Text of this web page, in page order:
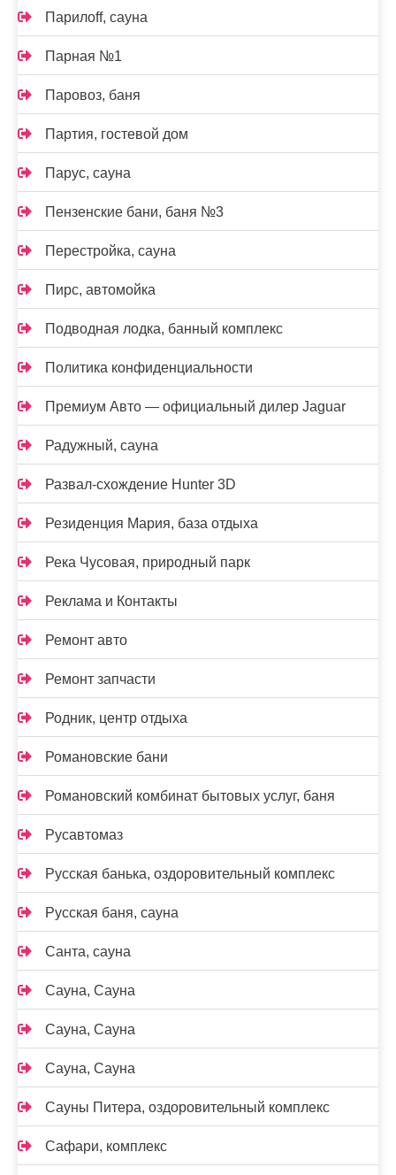
Парилоff, сауна
Парная №1
Паровоз, баня
Партия, гостевой дом
Парус, сауна
Пензенские бани, баня №3
Перестройка, сауна
Пирс, автомойка
Подводная лодка, банный комплекс
Политика конфиденциальности
Премиум Авто — официальный дилер Jaguar
Радужный, сауна
Развал-схождение Hunter 3D
Резиденция Мария, база отдыха
Река Чусовая, природный парк
Реклама и Контакты
Ремонт авто
Ремонт запчасти
Родник, центр отдыха
Романовские бани
Романовский комбинат бытовых услуг, баня
Русавтомаз
Русская банька, оздоровительный комплекс
Русская баня, сауна
Санта, сауна
Сауна, Сауна
Сауна, Сауна
Сауна, Сауна
Сауны Питера, оздоровительный комплекс
Сафари, комплекс